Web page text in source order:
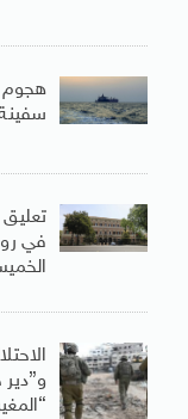
هجوم
تعليق
في